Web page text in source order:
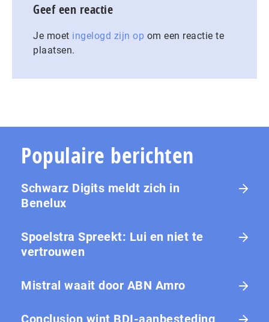
Geef een reactie
Je moet ingelogd zijn op om een reactie te
plaatsen.
Populaire berichten
Schwarz Digits meldt zich in
Benelux
Spoelstra Spreekt: Lui en niet te
vertrouwen
Mistral waait door ABN Amro
Conclusion wint BDI-aanbesteding